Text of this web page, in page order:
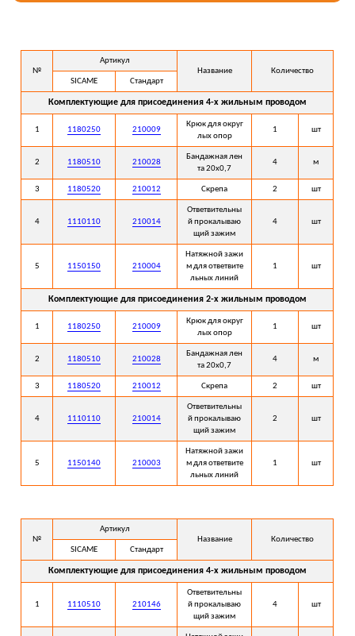
№
Артикул
Название
Количество
SICAME
Стандарт
Комплектующие для присоединения 4-х жильным проводом
1 1180250 210009
Крюк для округ
лых опор
1 шт
2 1180510 210028
Бандажная лен
та 20х0,7
4 м
3 1180520 210012 Скрепа 2 шт
4 1110110 210014
Ответвительны
й прокалываю
щий зажим
4 шт
5 1150150 210004
Натяжной зажи
м для ответвите
льных линий
1 шт
Комплектующие для присоединения 2-х жильным проводом
1 1180250 210009
Крюк для округ
лых опор
1 шт
2 1180510 210028
Бандажная лен
та 20х0,7
4 м
3 1180520 210012 Скрепа 2 шт
4 1110110 210014
Ответвительны
й прокалываю
щий зажим
2 шт
5 1150140 210003
Натяжной зажи
м для ответвите
льных линий
1 шт
№
Артикул
Название
Количество
SICAME
Стандарт
Комплектующие для присоединения 4-х жильным проводом
1 1110510 210146
Ответвительны
й прокалываю
щий зажим
4 шт